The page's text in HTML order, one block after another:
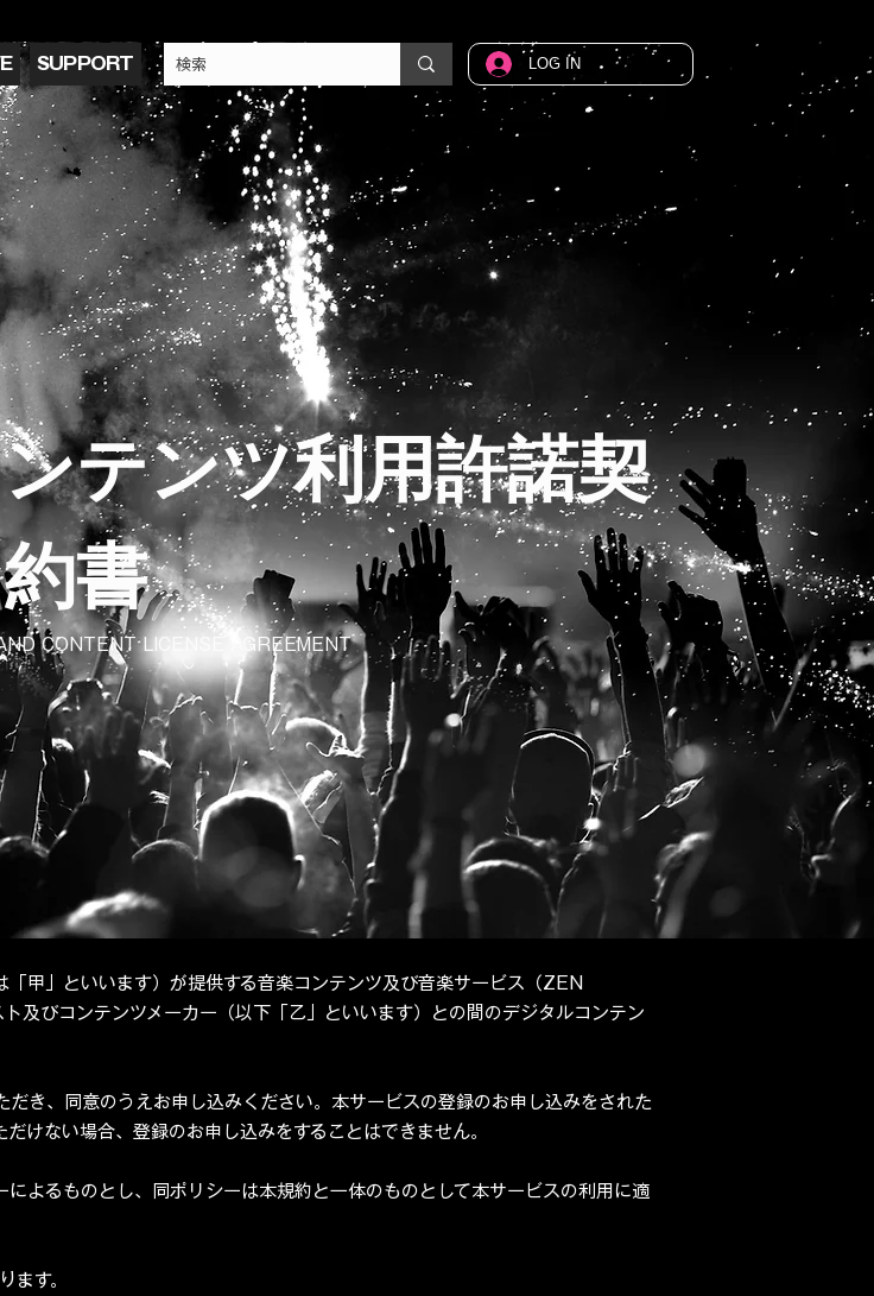
SUPPORT LOG IN
テンツ利用許諾契
約書
CONTENT LICENSE AGREEMENT
甲」といいます）が提供する音楽コンテンツ及び音楽サービス（ZEN
及びコンテンツメーカー（以下「乙」といいます）との間のデジタルコンテン
き、同意のうえお申し込みください。本サービスの登録のお申し込みをされた
けない場合、登録のお申し込みをすることはできません。
よるものとし、同ポリシーは本規約と一体のものとして本サービスの利用に適
ます。